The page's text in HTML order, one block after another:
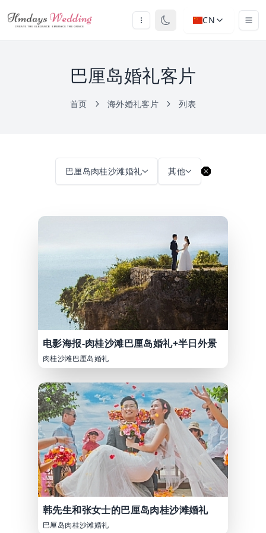
CN
巴厘岛婚礼客片
首页 海外婚礼客片 列表
巴厘岛肉桂沙滩婚礼 其他
电影海报-肉桂沙滩巴厘岛婚礼+半日外景
肉桂沙滩巴厘岛婚礼
韩先生和张女士的巴厘岛肉桂沙滩婚礼
巴厘岛肉桂沙滩婚礼